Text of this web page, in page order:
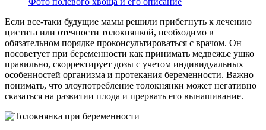
Если все-таки будущие мамы решили прибегнуть к лечению
цистита или отечности толокнянкой, необходимо в
обязательном порядке проконсультироваться с врачом. Он
посоветует при беременности как принимать медвежье ушко
правильно, скорректирует дозы с учетом индивидуальных
особенностей организма и протекания беременности. Важно
понимать, что злоупотребление толокнянки может негативно
сказаться на развитии плода и прервать его вынашивание.